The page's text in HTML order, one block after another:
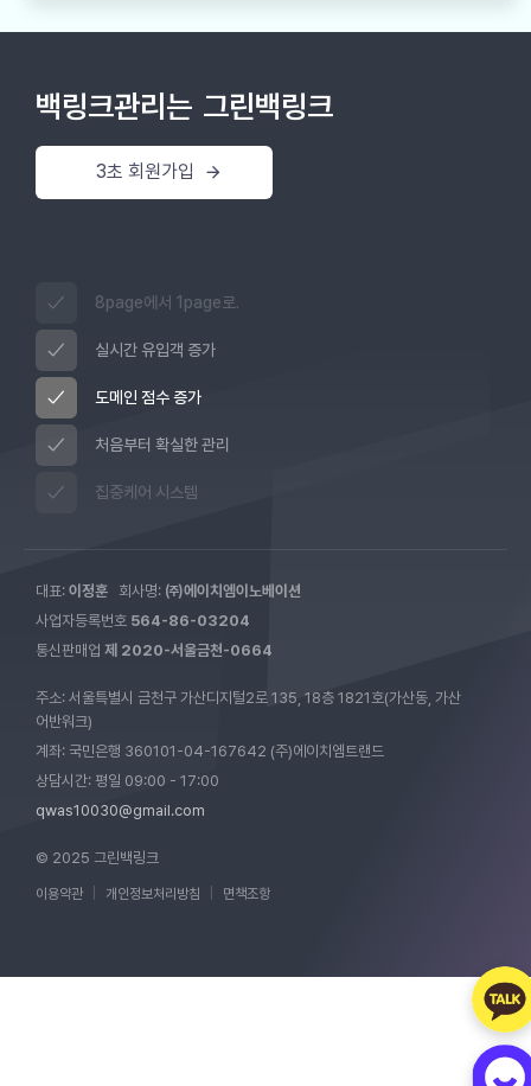
백링크관리는 그린백링크
3초 회원가입
8page에서 1page로.
실시간 유입객 증가
도메인 점수 증가
처음부터 확실한 관리
집중케어 시스템
대표: 이정훈 회사명: ㈜에이치엠이노베이션
사업자등록번호 564-86-03204
통신판매업 제 2020-서울금천-0664
주소: 서울특별시 금천구 가산디지털2로 135, 18층 1821호(가산동, 가산
어반워크)
계좌: 국민은행 360101-04-167642 (주)에이치엠트랜드
상담시간: 평일 09:00 - 17:00
qwas10030@gmail.com
© 2025 그린백링크
이용약관 개인정보처리방침 면책조항